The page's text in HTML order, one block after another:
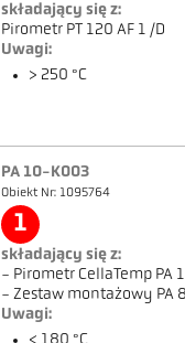
składający się z:
Pirometr PT 120 AF 1 /D
Uwagi:
> 250 °C
PA 10-K003
Obiekt Nr: 1095764
1
składający się z:
- Pirometr CellaTemp PA
- Zestaw montażowy PA
Uwagi: